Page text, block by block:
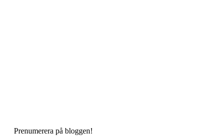
Prenumerera på bloggen!